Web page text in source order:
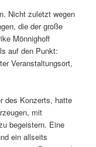
Nicht zuletzt wegen
die der große
Mönnighoff
auf den Punkt:
Veranstaltungsort,
des Konzerts, hatte
mit
begeistern. Eine
ein allseits